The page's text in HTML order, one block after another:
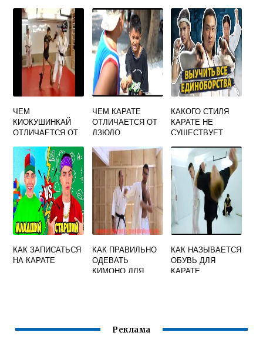
ЧЕМ
КИОКУШИНКАЙ
ОТЛИЧАЕТСЯ ОТ
ЧЕМ КАРАТЕ
ОТЛИЧАЕТСЯ ОТ
ДЗЮДО
КАКОГО СТИЛЯ
КАРАТЕ НЕ
СУЩЕСТВУЕТ
КАК ЗАПИСАТЬСЯ
НА КАРАТЕ
КАК ПРАВИЛЬНО
ОДЕВАТЬ
КИМОНО ДЛЯ
КАК НАЗЫВАЕТСЯ
ОБУВЬ ДЛЯ
КАРАТЕ
Реклама